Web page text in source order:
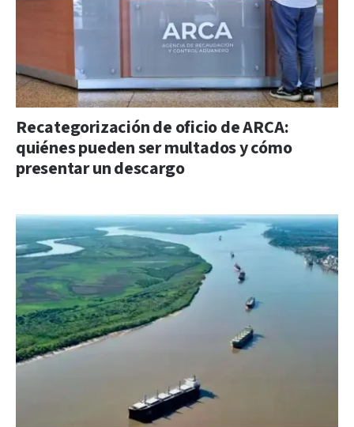
Recategorización de oficio de ARCA:
quiénes pueden ser multados y cómo
presentar un descargo